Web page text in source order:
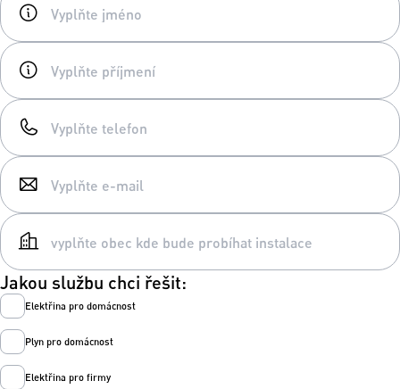
Jakou službu chci řešit:
Elektřina pro domácnost
Plyn pro domácnost
Elektřina pro firmy